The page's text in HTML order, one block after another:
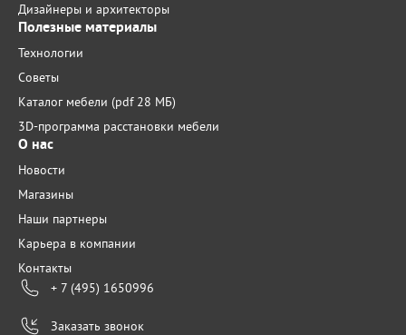
Дизайнеры и архитекторы
Полезные материалы
Технологии
Советы
Каталог мебели (pdf 28 МБ)
3D-программа расстановки мебели
О нас
Новости
Магазины
Наши партнеры
Карьера в компании
Контакты
+ 7 (495) 1650996
Заказать звонок